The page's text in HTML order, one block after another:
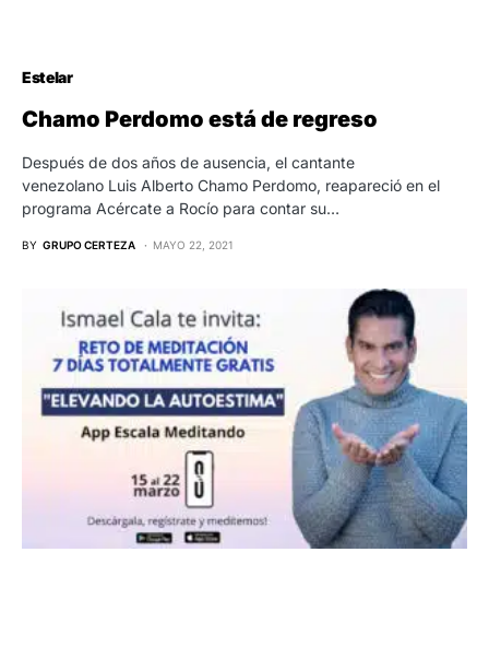
Estelar
Chamo Perdomo está de regreso
Después de dos años de ausencia, el cantante
venezolano Luis Alberto Chamo Perdomo, reapareció en el
programa Acércate a Rocío para contar su…
BY GRUPO CERTEZA MAYO 22, 2021